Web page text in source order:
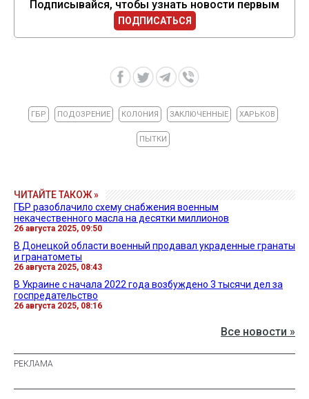
Подписывайся, чтобы узнать новости первым
ПОДПИСАТЬСЯ
ГБР ПОДОЗРЕНИЕ КОЛОНИЯ ЗАКЛЮЧЕННЫЕ ХАРЬКОВ
ПЫТКИ
ЧИТАЙТЕ ТАКОЖ »
ГБР разоблачило схему снабжения военным
некачественного масла на десятки миллионов
26 августа 2025, 09:50
В Донецкой области военный продавал украденные гранаты
и гранатометы
26 августа 2025, 08:43
В Украине с начала 2022 года возбуждено 3 тысячи дел за
госпредательство
26 августа 2025, 08:16
Все новости »